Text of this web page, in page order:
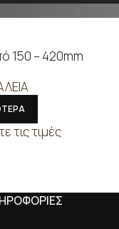
150 – 420mm
τις τιμές